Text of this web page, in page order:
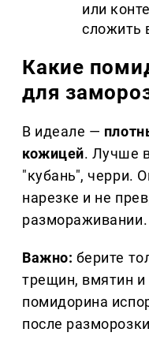
или
сложить
Какие
для
В идеале —
кожицей. Лучше
"кубань", черри.
нарезке и не
размораживании.
Важно: берите
трещин, вмятин
помидорина
после